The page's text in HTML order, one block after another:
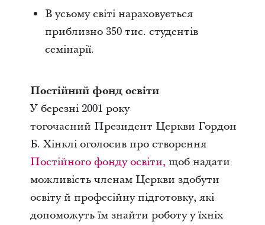
В усьому світі нараховується
приблизно 350 тис. студентів
семінарії.
Постійний фонд освіти
У березні 2001 року
тогочасний Президент Церкви Гордон
Б. Хінклі оголосив про створення
Постійного фонду освіти,щоб надати
можливість членам Церкви здобути
освіту й професійну підготовку, які
допоможуть їм знайти роботу у їхніх